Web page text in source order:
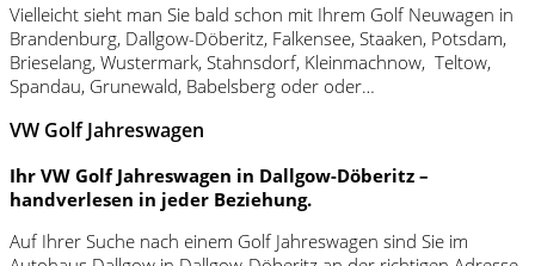
Vielleicht sieht man Sie bald schon mit Ihrem Golf Neuwagen in
Brandenburg, Dallgow-Döberitz, Falkensee, Staaken, Potsdam,
Brieselang, Wustermark, Stahnsdorf, Kleinmachnow, Teltow,
Spandau, Grunewald, Babelsberg oder oder…
VW Golf Jahreswagen
Ihr VW Golf Jahreswagen in Dallgow-Döberitz –
handverlesen in jeder Beziehung.
Auf Ihrer Suche nach einem Golf Jahreswagen sind Sie im